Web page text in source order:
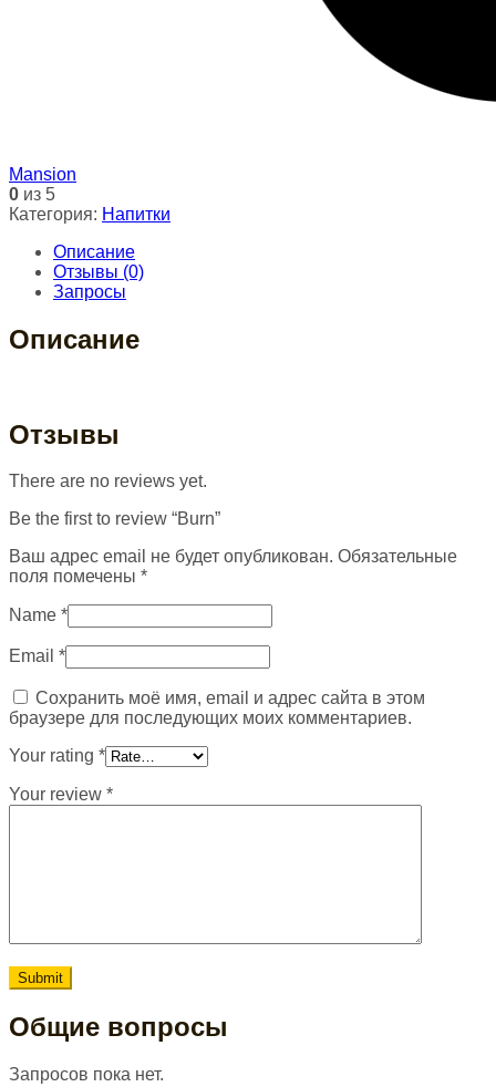
Mansion
0 из 5
Категория: Напитки
Описание
Отзывы (0)
Запросы
Описание
Отзывы
There are no reviews yet.
Be the first to review “Burn”
Ваш адрес email не будет опубликован. Обязательные
поля помечены *
Name *
Email *
Сохранить моё имя, email и адрес сайта в этом
браузере для последующих моих комментариев.
Your rating *
Your review *
Общие вопросы
Запросов пока нет.